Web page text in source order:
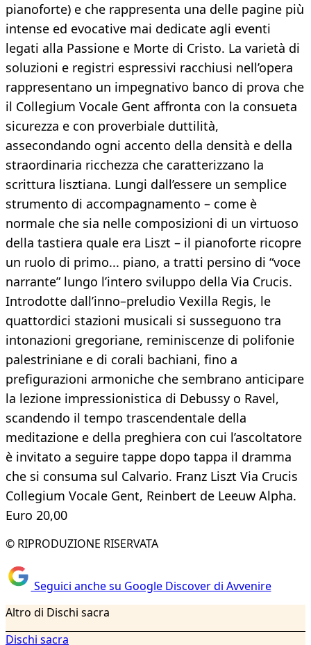
pianoforte) e che rappresenta una delle pagine più
intense ed evocative mai dedicate agli eventi
legati alla Passione e Morte di Cristo. La varietà di
soluzioni e registri espressivi racchiusi nell’opera
rappresentano un impegnativo banco di prova che
il Collegium Vocale Gent affronta con la consueta
sicurezza e con proverbiale duttilità,
assecondando ogni accento della densità e della
straordinaria ricchezza che caratterizzano la
scrittura lisztiana. Lungi dall’essere un semplice
strumento di accompagnamento – come è
normale che sia nelle composizioni di un virtuoso
della tastiera quale era Liszt – il pianoforte ricopre
un ruolo di primo... piano, a tratti persino di “voce
narrante” lungo l’intero sviluppo della Via Crucis.
Introdotte dall’inno–preludio Vexilla Regis, le
quattordici stazioni musicali si susseguono tra
intonazioni gregoriane, reminiscenze di polifonie
palestriniane e di corali bachiani, fino a
prefigurazioni armoniche che sembrano anticipare
la lezione impressionistica di Debussy o Ravel,
scandendo il tempo trascendentale della
meditazione e della preghiera con cui l’ascoltatore
è invitato a seguire tappe dopo tappa il dramma
che si consuma sul Calvario. Franz Liszt Via Crucis
Collegium Vocale Gent, Reinbert de Leeuw Alpha.
Euro 20,00
© RIPRODUZIONE RISERVATA
Seguici anche su Google Discover di Avvenire
Altro di Dischi sacra
Dischi sacra